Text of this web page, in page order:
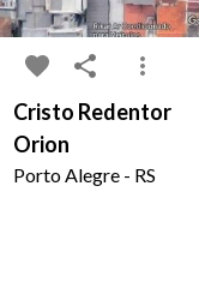
Cristo Redentor
Orion
Porto Alegre - RS